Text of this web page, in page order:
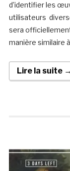
d’identifier les
utilisateurs
sera
manière similaire
Lire la suite →